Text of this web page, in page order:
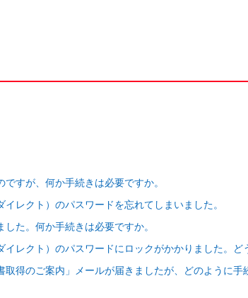
すが、何か手続きは必要ですか。
レクト）のパスワードを忘れてしまいました。
た。何か手続きは必要ですか。
イレクト）のパスワードにロックがかかりました。ど
取得のご案内」メールが届きましたが、どのように手